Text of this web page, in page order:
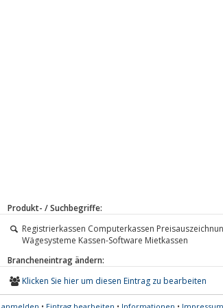
Produkt- / Suchbegriffe:
Registrierkassen Computerkassen
Wägesysteme Kassen-Software Mietkassen
Brancheneintrag ändern:
Klicken Sie hier um diesen Eintrag zu bearbeiten